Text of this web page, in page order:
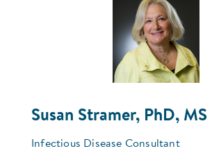
Susan Stramer, PhD, MS
Infectious Disease Consultant